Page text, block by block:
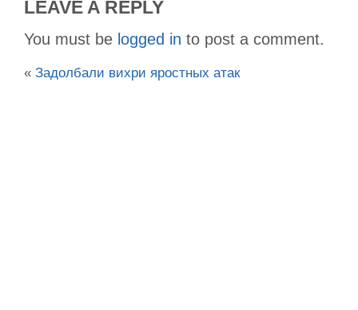
LEAVE A REPLY
You must be logged in to post a comment.
« Задолбали вихри яростных атак